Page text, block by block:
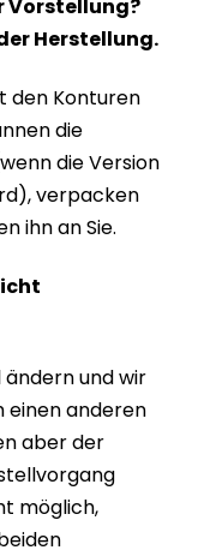
Vorstellung?
Herstellung.
den Konturen
die
die Version
verpacken
ihn an Sie.
ändern und wir
einen anderen
aber der
möglich,